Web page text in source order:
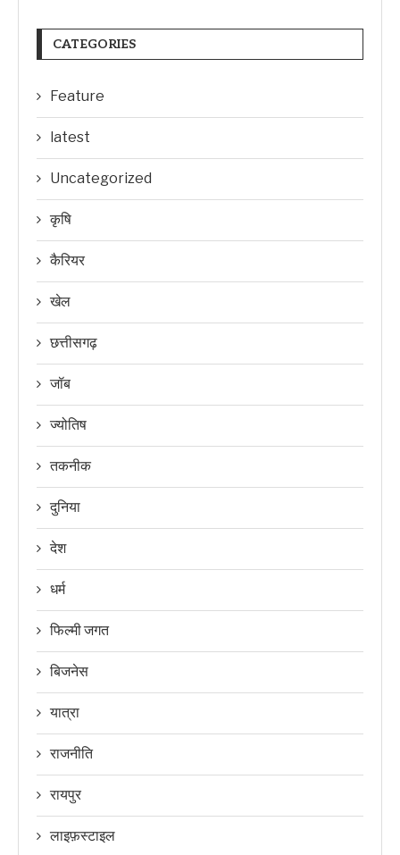
CATEGORIES
Feature
latest
Uncategorized
कृषि
कैरियर
खेल
छत्तीसगढ़
जॉब
ज्योतिष
तकनीक
दुनिया
देश
धर्म
फिल्मी जगत
बिजनेस
यात्रा
राजनीति
रायपुर
लाइफ़स्टाइल